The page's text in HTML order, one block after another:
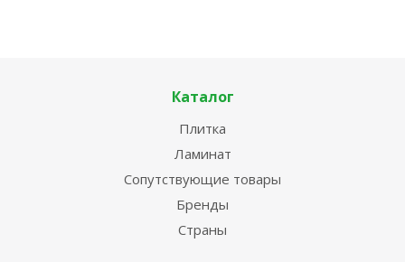
Каталог
Плитка
Ламинат
Сопутствующие товары
Бренды
Страны